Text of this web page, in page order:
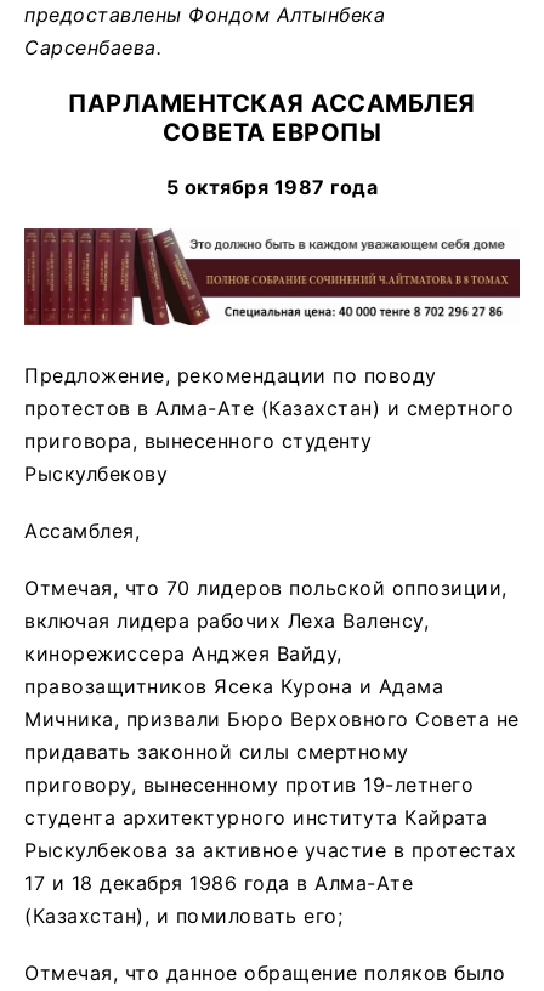
предоставлены Фондом Алтынбека
Сарсенбаева.
ПАРЛАМЕНТСКАЯ АССАМБЛЕЯ
СОВЕТА ЕВРОПЫ
5 октября 1987 года
Предложение, рекомендации по поводу
протестов в Алма-Ате (Казахстан) и смертного
приговора, вынесенного студенту
Рыскулбекову
Ассамблея,
Отмечая, что 70 лидеров польской оппозиции,
включая лидера рабочих Леха Валенсу,
кинорежиссера Анджея Вайду,
правозащитников Ясека Курона и Адама
Мичника, призвали Бюро Верховного Совета не
придавать законной силы смертному
приговору, вынесенному против 19-летнего
студента архитектурного института Кайрата
Рыскулбекова за активное участие в протестах
17 и 18 декабря 1986 года в Алма-Ате
(Казахстан), и помиловать его;
Отмечая, что данное обращение поляков было